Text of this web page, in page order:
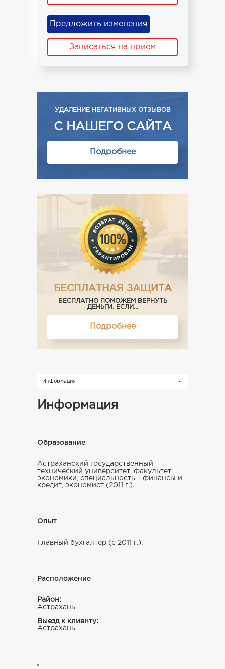
Предложить изменения
Записаться на прием
УДАЛЕНИЕ НЕГАТИВНЫХ ОТЗЫВОВ
С НАШЕГО САЙТА
Подробнее
БЕСПЛАТНАЯ ЗАЩИТА
БЕСПЛАТНО ПОМОЖЕМ ВЕРНУТЬ
ДЕНЬГИ, ЕСЛИ...
Подробнее
Информация
Информация
Образование
Астраханский государственный
технический университет, факультет
экономики, специальность – финансы и
кредит, экономист (2011 г.).
Опыт
Главный бухгалтер (с 2011 г.).
Расположение
Район:
Астрахань
Выезд к клиенту:
Астрахань